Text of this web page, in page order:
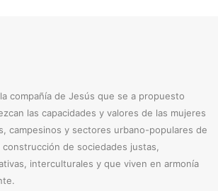
compañía de Jesús que se a propuesto
las capacidades y valores de las mujeres
campesinos y sectores urbano-populares de
de sociedades justas,
interculturales y que viven en armonía